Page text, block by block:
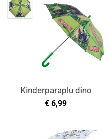
Kinderparaplu dino
Normale
€ 6,99